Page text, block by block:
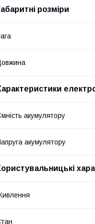
розміри
акумулятору
акумулятору